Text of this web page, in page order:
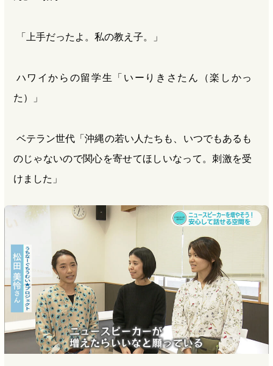
「上手だったよ。私の教え子。」
ハワイからの留学生「いーりきさたん（楽しかっ
た）」
ベテラン世代「沖縄の若い人たちも、いつでもあるも
のじゃないので関心を寄せてほしいなって。刺激を受
けました」